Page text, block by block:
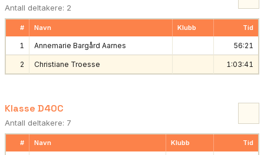
Antall deltakere: 2
# Navn Klubb Tid
1 Annemarie Bargård Aarnes 56:21
2 Christiane Troesse 1:03:41
Klasse D40C
Antall deltakere: 7
# Navn Klubb Tid